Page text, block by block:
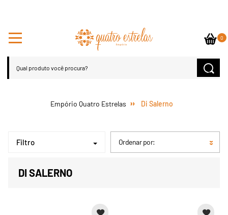
0
Di Salerno
DI SALERNO
Ordenar por:
Filtro